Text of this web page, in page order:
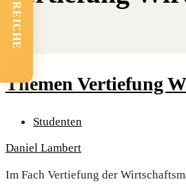
The­men Ver­tie­fung
Studenten
Daniel Lambert
Im Fach Ver­tie­fung der